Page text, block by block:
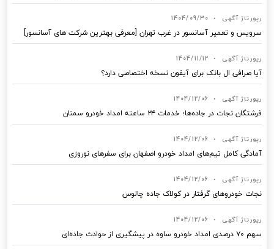
رپورتاژ آگهی •
1404/09/30
سرویس و تعمیر آسانسور در غرب تهران [معرفی بهترین شرکت های آسانسور]
رپورتاژ آگهی •
1404/11/12
آیا صرافی ال بانک برای آیفون نسخه اختصاصی دارد؟
رپورتاژ آگهی •
1404/12/06
فرشتگان نجات در جاده‌ها؛ خدمات ۲۴ ساعته امداد خودرو سمنان
رپورتاژ آگهی •
1404/12/06
آمادگی کامل تیم‌های امداد خودرو اصفهان برای سفرهای نوروزی
رپورتاژ آگهی •
1404/12/06
نجات خودروهای گرفتار در کولاک جاده چالوس
رپورتاژ آگهی •
1404/12/06
سهم ۷۰ درصدی امداد خودرو ساوه در پیشگیری از حوادث جاده‌ای